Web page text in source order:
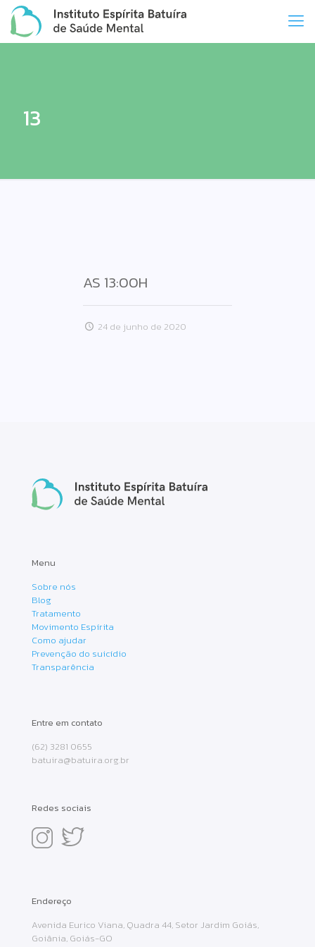
13
AS 13:00H
24 de junho de 2020
Menu
Sobre nós
Blog
Tratamento
Movimento Espírita
Como ajudar
Prevenção do suicídio
Transparência
Entre em contato
(62) 3281 0655
batuira@batuira.org.br
Redes sociais
Endereço
Avenida Eurico Viana, Quadra 44, Setor Jardim Goiás,
Goiânia, Goiás-GO